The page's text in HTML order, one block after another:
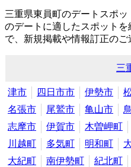
三重県東員町のデートスポ
のデートに適したスポット
で、新規掲載や情報訂正のご
三
津市 四日市市 伊勢市
名張市
尾鷲市 亀山市
志摩市
伊賀市 木曽岬町
川越町
多気町 明和町
大紀町
南伊勢町 紀北町